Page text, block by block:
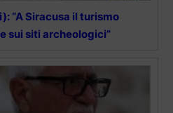
“A Siracusa il turismo
sui siti archeologici”